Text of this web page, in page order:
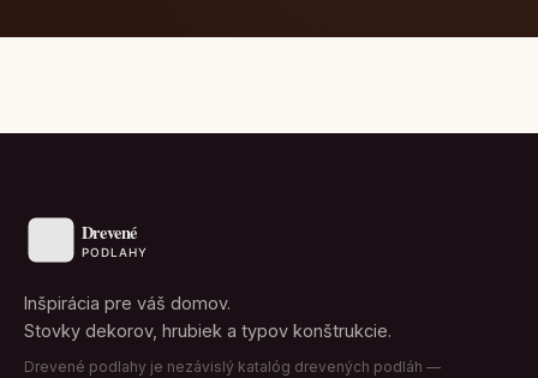
Inšpirácia pre váš domov.
Stovky dekorov, hrubiek a typov konštrukcie.
Drevené podlahy je nezávislý katalóg drevených podláh —